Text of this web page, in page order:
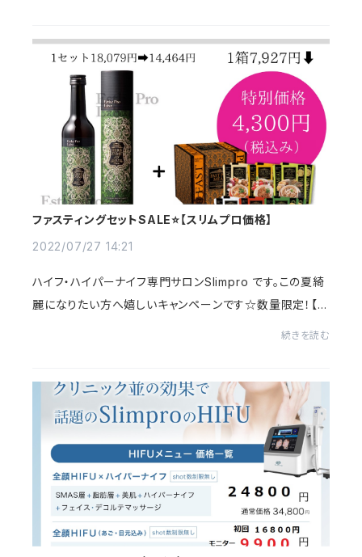
ファスティングセットSALE⭐️【スリムプロ価格】
2022/07/27 14:21
ハイフ・ハイパーナイフ専門サロンSlimpro です。この夏綺
麗になりたい方へ嬉しいキャンペーンです☆数量限定！【フ
続きを読む